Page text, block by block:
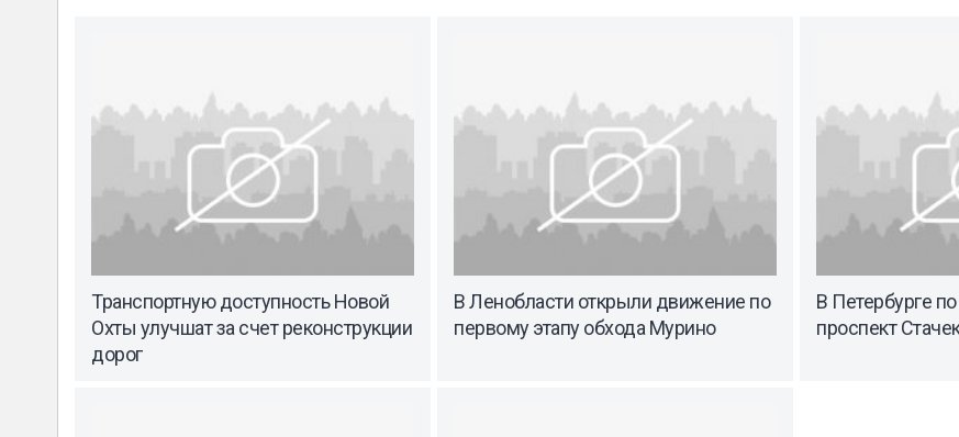
Транспортную доступность Новой
Охты улучшат за счет реконструкции
дорог
В Ленобласти открыли движение по
первому этапу обхода Мурино
В Петербурге
проспект